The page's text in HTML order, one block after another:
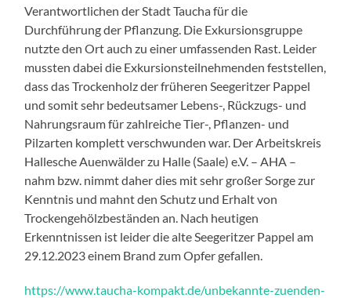
Verantwortlichen der Stadt Taucha für die
Durchführung der Pflanzung. Die Exkursionsgruppe
nutzte den Ort auch zu einer umfassenden Rast. Leider
mussten dabei die Exkursionsteilnehmenden feststellen,
dass das Trockenholz der früheren Seegeritzer Pappel
und somit sehr bedeutsamer Lebens-, Rückzugs- und
Nahrungsraum für zahlreiche Tier-, Pflanzen- und
Pilzarten komplett verschwunden war. Der Arbeitskreis
Hallesche Auenwälder zu Halle (Saale) e.V. – AHA –
nahm bzw. nimmt daher dies mit sehr großer Sorge zur
Kenntnis und mahnt den Schutz und Erhalt von
Trockengehölzbeständen an. Nach heutigen
Erkenntnissen ist leider die alte Seegeritzer Pappel am
29.12.2023 einem Brand zum Opfer gefallen.
https://www.taucha-kompakt.de/unbekannte-zuenden-